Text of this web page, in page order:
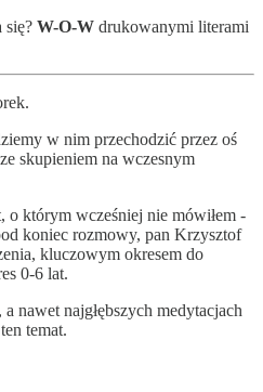
się? W-O-W drukowanymi literami
w nim przechodzić przez oś
skupieniem na wczesnym
o którym wcześniej nie mówiłem -
koniec rozmowy, pan Krzysztof
kluczowym okresem do
0-6 lat.
nawet najgłębszych medytacjach
temat.